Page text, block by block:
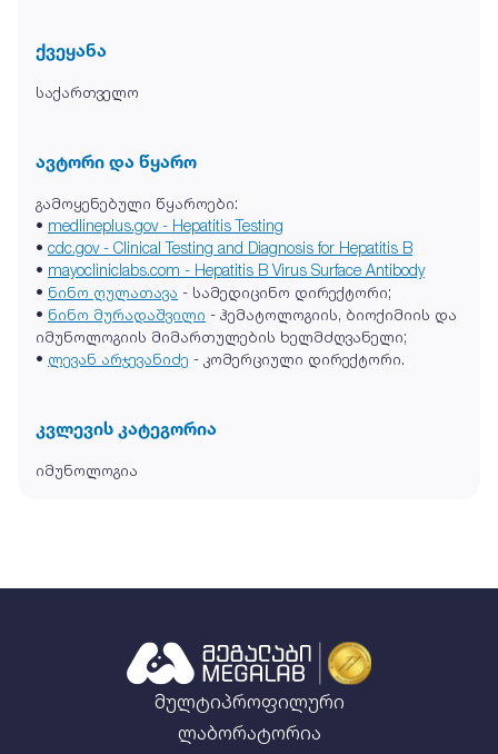
ქვეყანა
საქართველო
ავტორი და წყარო
გამოყენებული წყაროები:
• medlineplus.gov - Hepatitis Testing
• cdc.gov - Clinical Testing and Diagnosis for Hepatitis B
• mayocliniclabs.com - Hepatitis B Virus Surface Antibody
• ნინო ღულათავა - სამედიცინო დირექტორი;
• ნინო მურადაშვილი - ჰემატოლოგიის, ბიოქიმიის და
იმუნოლოგიის მიმართულების ხელმძღვანელი;
• ლევან არჯევანიძე - კომერციული დირექტორი.
კვლევის კატეგორია
იმუნოლოგია
მულტიპროფილური
ლაბორატორია